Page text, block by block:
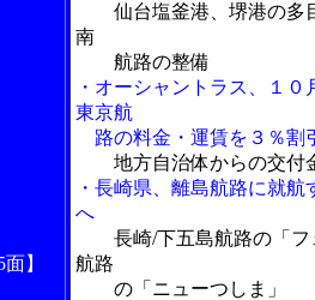
】
仙台塩釜港、堺港の多
南
航路の整備
・オーシャントラス、１
東京航
路の料金・運賃を３％割引
地方自治体からの交付
・長崎県、離島航路に就
へ
長崎/下五島航路の「
航路
の「ニューつしま」